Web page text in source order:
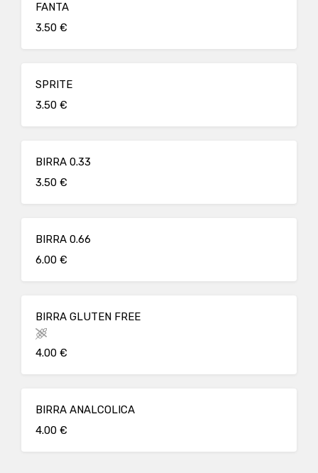
FANTA
3.50 €
SPRITE
3.50 €
BIRRA 0.33
3.50 €
BIRRA 0.66
6.00 €
BIRRA GLUTEN FREE
4.00 €
BIRRA ANALCOLICA
4.00 €